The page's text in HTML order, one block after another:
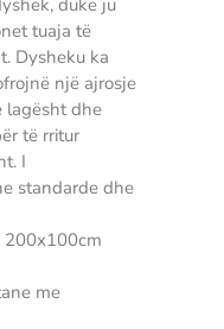
duke ju
tuaja të
Dysheku ka
një ajrosje
lagësht dhe
të rritur
I
standarde dhe
200x100cm
me